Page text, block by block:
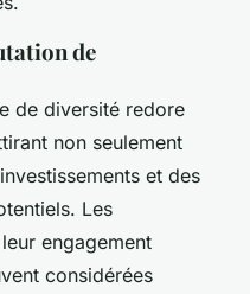
de
de diversité redore
non seulement
et des
Les
engagement
considérées